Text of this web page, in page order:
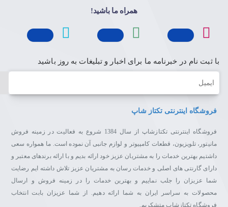
موتور پردازشگر UHD سامسونگ حتی در هنگام پخش جریانی
ارائه می‌دهد. این موتور از یک فرآیند 4 مرحله‌ای ابتکاری برای تبدیل
می‌کند.
کنتراست‌های بهبودیافته برای تجربه دیداری شما
فناوری «UHD Dimming» باعث ایجاد کنتراست، رنگ و تیزی بهینه
تصویر می‌شود تا کیفیت تصویری واقعی حاصل گردد. این تجربه
دیداری که از تکنولوژی «Micro Dimming» موجود نیز پیچیده‌تر است،
تجربه‌ای است کاملاً متفاوت از گذشته.
همراه ما باشید!
با ثبت نام در خبرنامه ما برای اخبار و تبلیغات به روز باشید
ایمیل
فروشگاه اینترنتی تکتاز شاپ
فروشگاه اینترنتی تکتازشاپ از سال 1384 شروع به فعالیت در زمینه فروش
مانیتور، تلویزیون، قطعات کامپیوتر و لوازم جانبی آن نموده است. ما همواره سعی
داشتیم بهترین خدمات را به مشتریان عزیز خود ارائه بدیم و با ارائه برندهای معتبر و
دارای گارنتی های اصلی و خدمات رسان به مشتریان عزیز تلاش داشته ایم رضایت
شما عزیزان را جلب نماییم و بهترین خدمات را در زمینه فروش و ارسال
محصولات به سراسر ایران به شما ارائه دهیم. از شما عزیزان بابت انتخاب
فروشگاه تکتازشاپ متشکریم.